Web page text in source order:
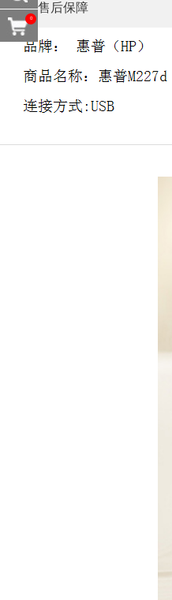
售后保障
0